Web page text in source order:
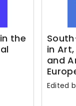
the
in
and
Edited